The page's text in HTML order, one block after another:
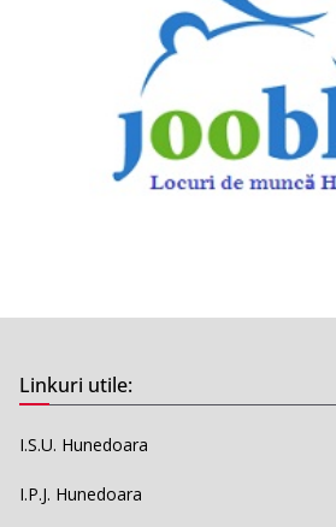
Linkuri utile:
I.S.U. Hunedoara
I.P.J. Hunedoara